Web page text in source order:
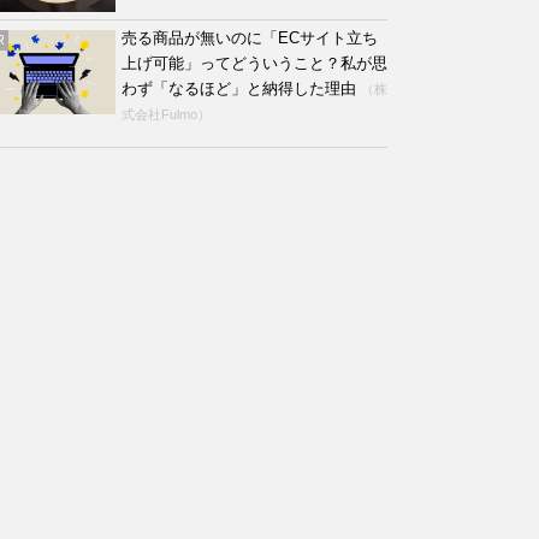
売る商品が無いのに「ECサイト立ち
上げ可能」ってどういうこと？私が思
わず「なるほど」と納得した理由
（株
式会社Fulmo）